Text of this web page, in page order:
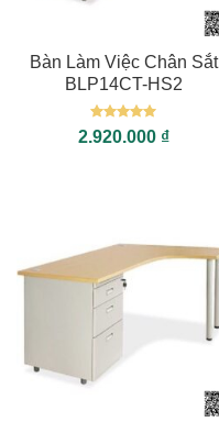
Bàn Làm Việc Chân Sắt
BLP14CT-HS2
Được xếp
hạng55
2.920.000 ₫